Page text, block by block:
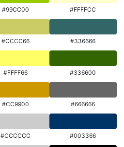
#99CC00 #FFFFCC
#CCCC66 #336666
#FFFF66 #336600
#CC9900 #666666
#CCCCCC #003366